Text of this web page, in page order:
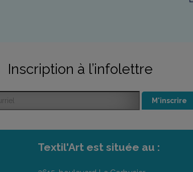
Inscription à l’infolettre
M'inscrire
Textil'Art est située au :